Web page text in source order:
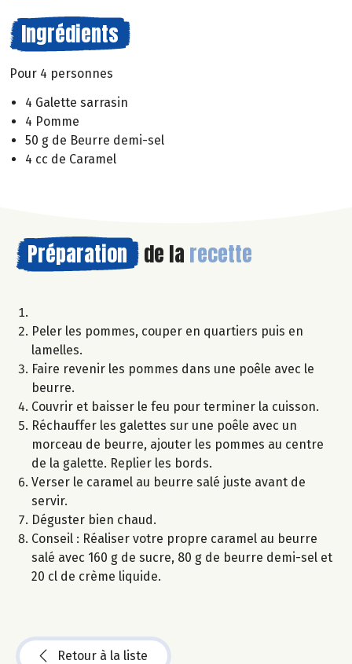
Ingrédients
Pour 4 personnes
4 Galette sarrasin
4 Pomme
50 g de Beurre demi-sel
4 cc de Caramel
Préparation de la recette
Peler les pommes, couper en quartiers puis en
lamelles.
Faire revenir les pommes dans une poêle avec le
beurre.
Couvrir et baisser le feu pour terminer la cuisson.
Réchauffer les galettes sur une poêle avec un
morceau de beurre, ajouter les pommes au centre
de la galette. Replier les bords.
Verser le caramel au beurre salé juste avant de
servir.
Déguster bien chaud.
Conseil : Réaliser votre propre caramel au beurre
salé avec 160 g de sucre, 80 g de beurre demi-sel et
20 cl de crème liquide.
Retour à la liste